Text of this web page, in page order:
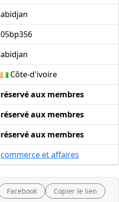
abidjan
05bp356
abidjan
Côte-d'ivoire
réservé aux membres
réservé aux membres
réservé aux membres
commerce et affaires
Facebook Copier le lien